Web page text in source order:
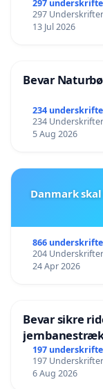
Svend
Stig Broström,
Mikael Busch,
Niels Jakob
Jan Jaap
Asger
politik og
Ole Wæver,
Københavns
297
297
13 Jul 2026
Bevar
234
234
5 Aug 2026
Danmark
866
204
24 Apr 2026
Bevar sikre
197
197
6 Aug 2026